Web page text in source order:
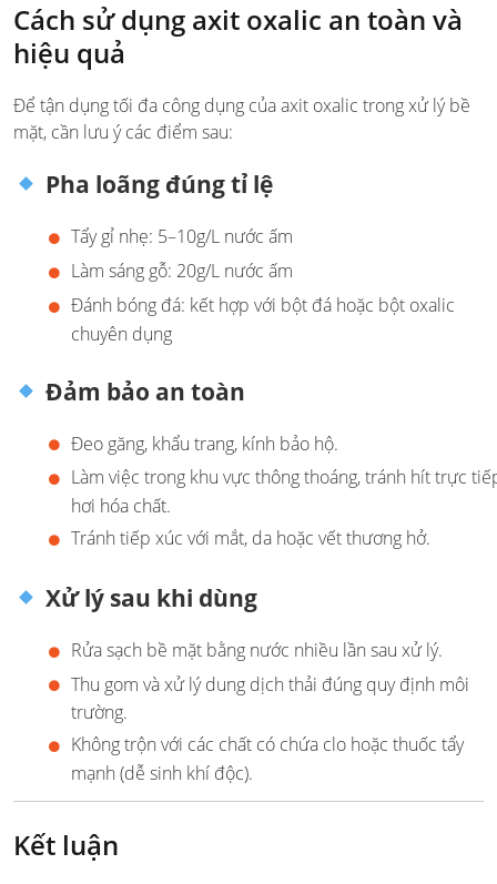
Cách sử dụng axit oxalic an toàn và
hiệu quả
Để tận dụng tối đa công dụng của axit oxalic trong xử lý bề
mặt, cần lưu ý các điểm sau:
Pha loãng đúng tỉ lệ
Tẩy gỉ nhẹ: 5–10g/L nước ấm
Làm sáng gỗ: 20g/L nước ấm
Đánh bóng đá: kết hợp với bột đá hoặc bột oxalic
chuyên dụng
Đảm bảo an toàn
Đeo găng, khẩu trang, kính bảo hộ.
Làm việc trong khu vực thông thoáng, tránh hít trực
hơi hóa chất.
Tránh tiếp xúc với mắt, da hoặc vết thương hở.
Xử lý sau khi dùng
Rửa sạch bề mặt bằng nước nhiều lần sau xử lý.
Thu gom và xử lý dung dịch thải đúng quy định môi
trường.
Không trộn với các chất có chứa clo hoặc thuốc tẩy
mạnh (dễ sinh khí độc).
Kết luận